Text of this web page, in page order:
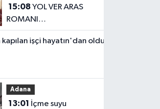
15:08
ROMANI
OKUYUCUSUYLA
BULUŞTU
Adana
13:01